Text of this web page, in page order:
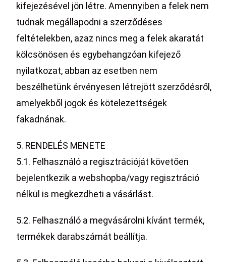
kifejezésével jön létre. Amennyiben a felek nem
tudnak megállapodni a szerződéses
feltételekben, azaz nincs meg a felek akaratát
kölcsönösen és egybehangzóan kifejező
nyilatkozat, abban az esetben nem
beszélhetünk érvényesen létrejött szerződésről,
amelyekből jogok és kötelezettségek
fakadnának.
5. RENDELÉS MENETE
5.1. Felhasználó a regisztrációját követően
bejelentkezik a webshopba/vagy regisztráció
nélkül is megkezdheti a vásárlást.
5.2. Felhasználó a megvásárolni kívánt termék,
termékek darabszámát beállítja.